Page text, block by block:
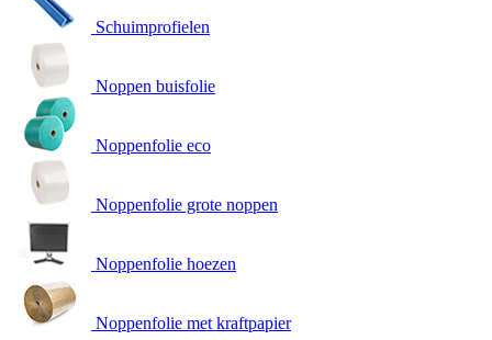
Schuimprofielen
Noppen buisfolie
Noppenfolie eco
Noppenfolie grote noppen
Noppenfolie hoezen
Noppenfolie met kraftpapier